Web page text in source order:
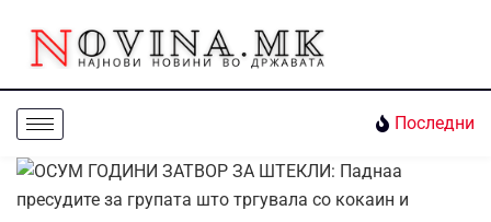
Последни